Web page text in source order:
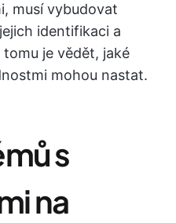
musí vybudovat
identifikaci a
je vědět, jaké
mohou nastat.
s
na